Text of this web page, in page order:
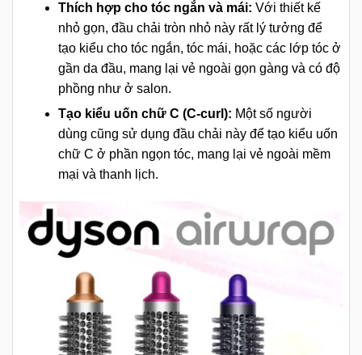
Thích hợp cho tóc ngắn và mái: Với thiết kế
nhỏ gọn, đầu chải tròn nhỏ này rất lý tưởng để
tạo kiểu cho tóc ngắn, tóc mái, hoặc các lớp tóc ở
gần da đầu, mang lại vẻ ngoài gọn gàng và có độ
phồng như ở salon.
Tạo kiểu uốn chữ C (C-curl): Một số người
dùng cũng sử dụng đầu chải này để tạo kiểu uốn
chữ C ở phần ngọn tóc, mang lại vẻ ngoài mềm
mại và thanh lịch.